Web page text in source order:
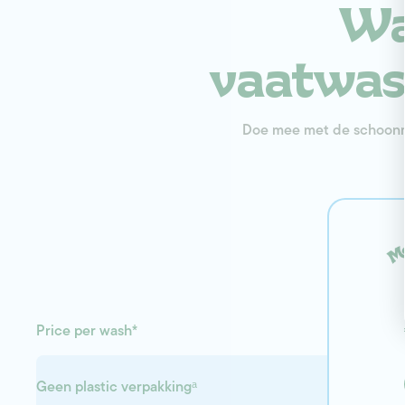
Doe mee met de
Price per wash*
Geen plastic verpakkingᵃ